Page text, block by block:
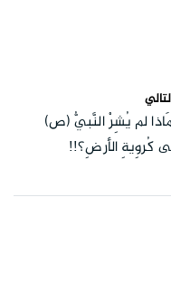
لم يُشِرْ النَّبيُّ (ص)
كُروِيةِ الأرضِ؟!!